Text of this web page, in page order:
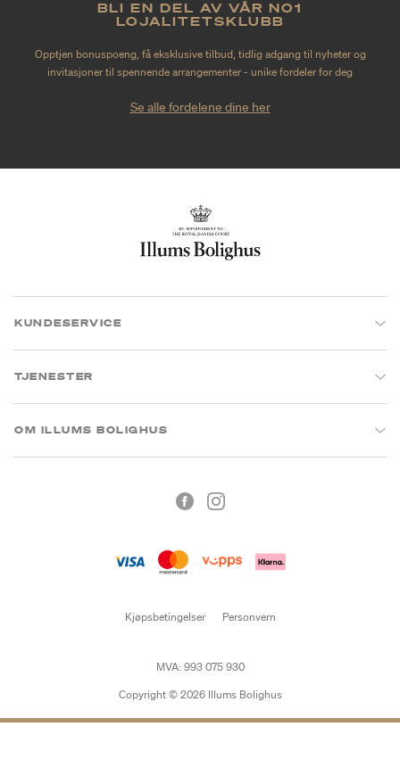
BLI EN DEL AV VÅR NO1
LOJALITETSKLUBB
Opptjen bonuspoeng, få eksklusive tilbud, tidlig adgang til nyheter og
invitasjoner til spennende arrangementer - unike fordeler for deg
Se alle fordelene dine her
KUNDESERVICE
TJENESTER
OM ILLUMS BOLIGHUS
Kjøpsbetingelser Personvern
MVA: 993 075 930
Copyright © 2026 Illums Bolighus